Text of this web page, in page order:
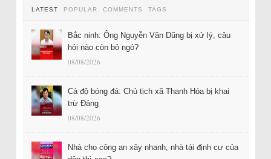
LATEST POPULAR COMMENTS TAGS
Bắc ninh: Ông Nguyễn Văn Dũng bị xử lý, câu
hỏi nào còn bỏ ngỏ?
08/08/2026
Cá độ bóng đá: Chủ tịch xã Thanh Hóa bị khai
trừ Đảng
08/08/2026
Nhà cho công an xây nhanh, nhà tái định cư của